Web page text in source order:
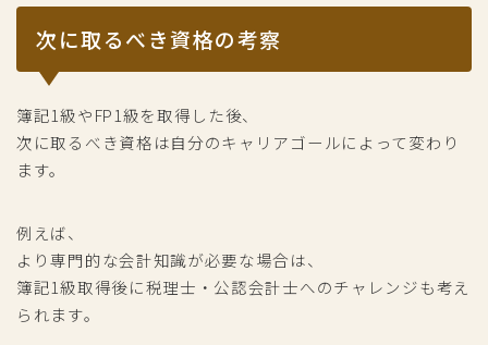
次に取るべき資格の考察
簿記1級やFP1級を取得した後、
次に取るべき資格は自分のキャリアゴールによって変わり
ます。
例えば、
より専門的な会計知識が必要な場合は、
簿記1級取得後に税理士・公認会計士へのチャレンジも考え
られます。